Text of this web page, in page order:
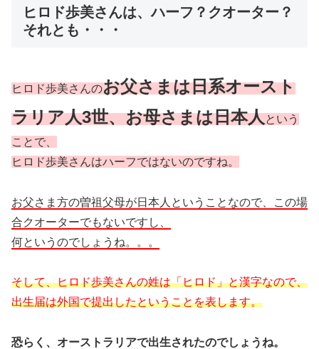
ヒロド歩美さんは、ハーフ？クオーター？
それとも・・・
ヒロド歩美さんのお父さまは日系オースト
ラリア人3世、お母さまは日本人という
ことで、
ヒロド歩美さんはハーフではないのですね。
お父さま方の曽祖父母が日本人ということなので、この場
合クオーターでもないですし、
何というのでしょうね。。。
そして、ヒロド歩美さんの姓は「ヒロド」と漢字なので、
出生届は外国で提出したということを表します。
恐らく、オーストラリアで出生されたのでしょうね。